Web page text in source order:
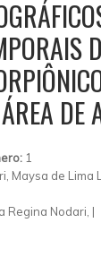
DE
1
Maysa de Lima
Regina Nodari, |